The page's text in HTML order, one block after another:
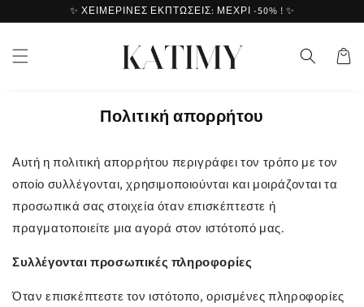
✨ ΧΕΙΜΕΡΙΝΕΣ ΕΚΠΤΩΣΕΙΣ: ΜΕΧΡΙ -50% ! ✨
Καλάθι
Πολιτική απορρήτου
Αυτή η πολιτική απορρήτου περιγράφει τον τρόπο με τον
οποίο συλλέγονται, χρησιμοποιούνται και μοιράζονται τα
προσωπικά σας στοιχεία όταν επισκέπτεστε ή
πραγματοποιείτε μια αγορά στον ιστότοπό μας.
Συλλέγονται προσωπικές πληροφορίες
Όταν επισκέπτεστε τον ιστότοπο, ορισμένες πληροφορίες